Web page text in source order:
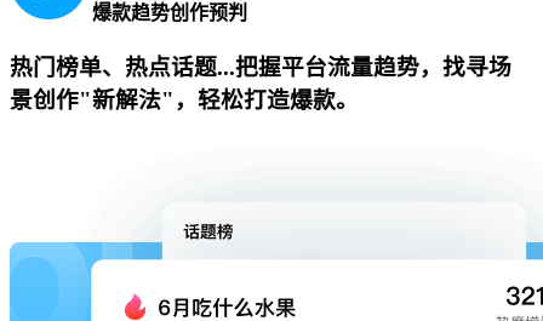
爆款趋势创作预判
热门榜单、热点话题...把握平台流量趋势，找寻场
景创作"新解法"，轻松打造爆款。